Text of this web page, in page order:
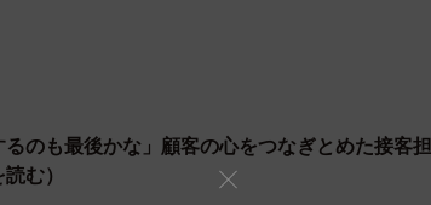
るのも最後かな」顧客の心をつなぎとめた接客担
む）